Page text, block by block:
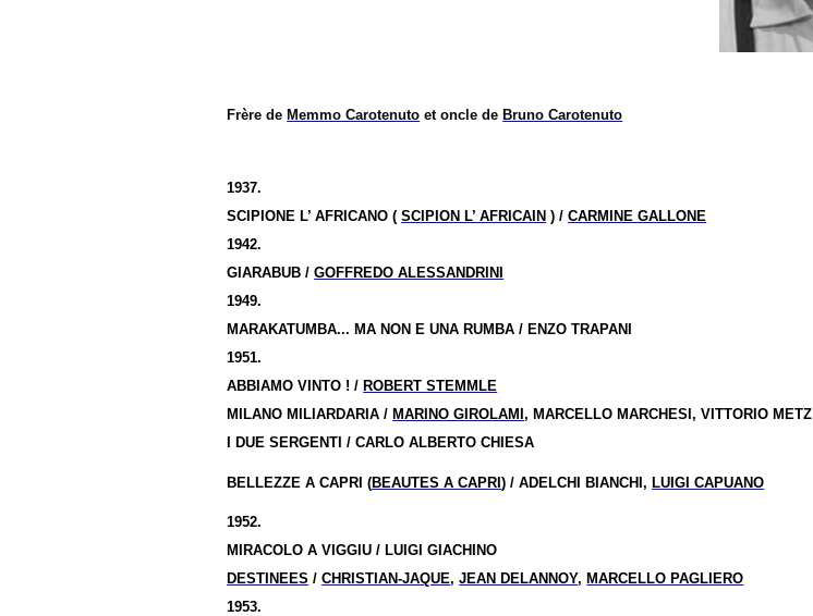
Frère de Memmo Carotenuto et oncle de Bruno Carotenuto
1937.
SCIPIONE L’ AFRICANO (SCIPION L’ AFRICAIN ) /CARMINE GALLONE
1942.
GIARABUB /GOFFREDO ALESSANDRINI
1949.
MARAKATUMBA... MA NON E UNA RUMBA / ENZO TRAPANI
1951.
ABBIAMO VINTO ! / ROBERT STEMMLE
MILANO MILIARDARIA / MARINO GIROLAMI, MARCELLO MARCHESI, VITTORIO METZ
I DUE SERGENTI / CARLO ALBERTO CHIESA
BELLEZZE A CAPRI (BEAUTES A CAPRI) / ADELCHI BIANCHI, LUIGI CAPUANO
1952.
MIRACOLO A VIGGIU / LUIGI GIACHINO
DESTINEES /CHRISTIAN-JAQUE,JEAN DELANNOY, MARCELLO PAGLIERO
1953.